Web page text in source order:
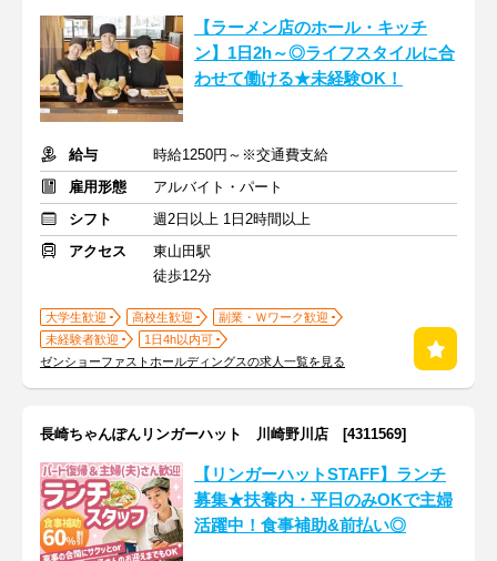
【ラーメン店のホール・キッチ
ン】1日2h～◎ライフスタイルに合
わせて働ける★未経験OK！
給与
時給1250円～※交通費支給
雇用形態
アルバイト・パート
シフト
週2日以上 1日2時間以上
アクセス
東山田駅
徒歩12分
大学生歓迎 高校生歓迎
副業・Ｗワーク歓迎
未経験者歓迎
1日4h以内可
ゼンショーファストホールディングスの求人一覧を見る
長崎ちゃんぽんリンガーハット 川崎野川店 [4311569]
【リンガーハットSTAFF】ランチ
募集★扶養内・平日のみOKで主婦
活躍中！食事補助&前払い◎